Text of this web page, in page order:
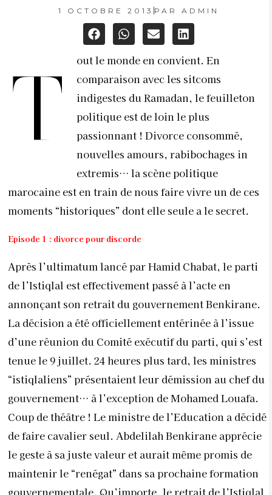
1 OCTOBRE 2013 PAR ADMIN
T
out le monde en convient. En
comparaison avec les sitcoms
indigestes du Ramadan, le feuilleton
politique est de loin le plus
passionnant ! Divorce consommé,
nouvelles amours, rabibochages in
extremis… la scène politique
marocaine est en train de nous faire vivre un de ces
moments “historiques” dont elle seule a le secret.
Episode 1 : divorce pour discorde
Après l’ultimatum lancé par Hamid Chabat, le parti
de l’Istiqlal est effectivement passé à l’acte en
annonçant son retrait du gouvernement Benkirane.
La décision a été officiellement entérinée à l’issue
d’une réunion du Comité exécutif du parti, qui s’est
tenue le 9 juillet. 24 heures plus tard, les ministres
“istiqlaliens” présentaient leur démission au chef du
gouvernement… à l’exception de Mohamed Louafa.
Coup de théâtre ! Le ministre de l’Education a décidé
de faire cavalier seul. Abdelilah Benkirane apprécie
le geste à sa juste valeur et aurait même promis de
maintenir le “renégat” dans sa prochaine formation
gouvernementale. Qu’importe, le retrait de l’Istiqlal